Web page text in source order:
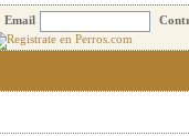
Email